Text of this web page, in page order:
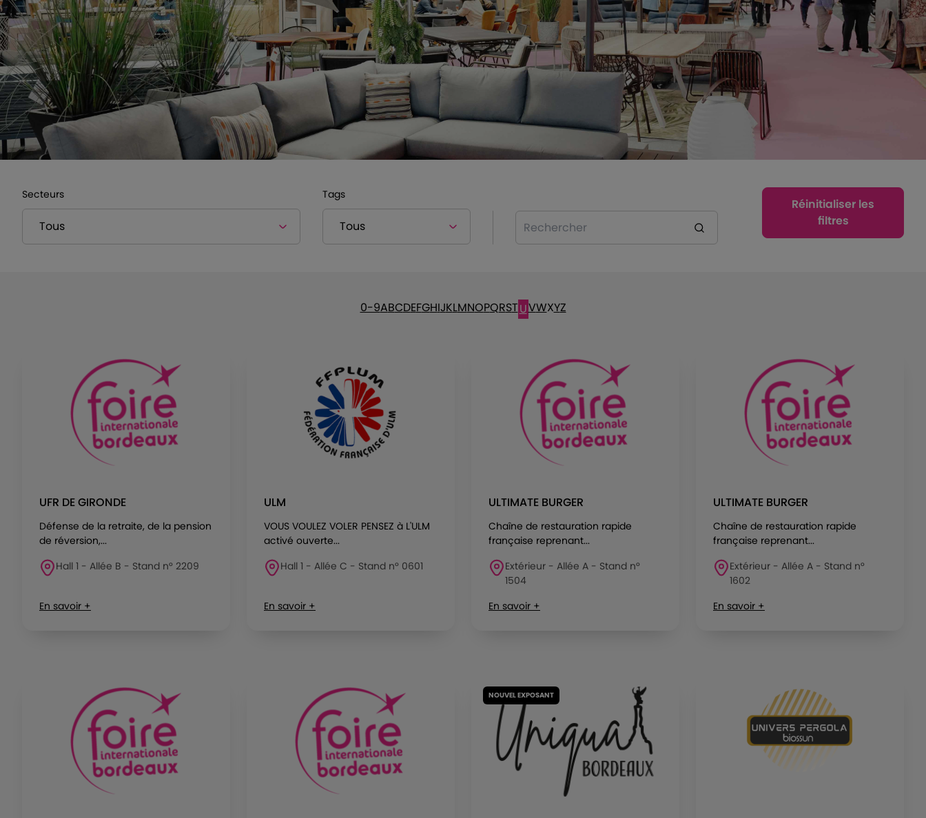
Secteurs Tags
Rechercher
Réinitialiser les
filtres
0-9ABCDEFGHIJKLMNOPQRSTUVWXYZ
UFR DE GIRONDE
Défense de la retraite, de la pension
de réversion,...
Hall 1 - Allée B - Stand n° 2209
En savoir +
ULM
VOUS VOULEZ VOLER PENSEZ à L'ULM
activé ouverte...
Hall 1 - Allée C - Stand n° 0601
En savoir +
ULTIMATE BURGER
Chaîne de restauration rapide
française reprenant...
Extérieur - Allée A - Stand n°
1504
En savoir +
ULTIMATE BURGER
Chaîne de restauration rapide
française reprenant...
Extérieur - Allée A - Stand n°
1602
En savoir +
NOUVEL EXPOSANT